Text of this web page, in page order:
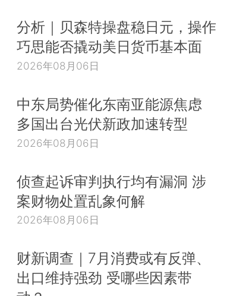
分析｜贝森特操盘稳日元，操作
巧思能否撬动美日货币基本面
2026年08月06日
中东局势催化东南亚能源焦虑
多国出台光伏新政加速转型
2026年08月06日
侦查起诉审判执行均有漏洞 涉
案财物处置乱象何解
2026年08月06日
财新调查｜7月消费或有反弹、
出口维持强劲 受哪些因素带